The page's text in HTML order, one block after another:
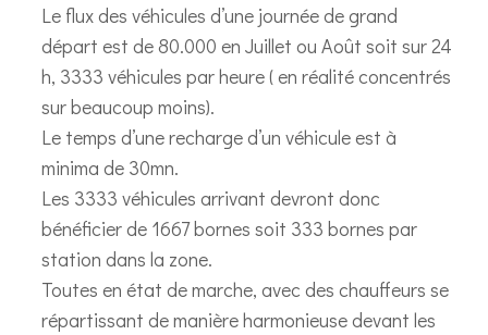
Le flux des véhicules d’une journée de grand
départ est de 80.000 en Juillet ou Août soit sur 24
h, 3333 véhicules par heure ( en réalité concentrés
sur beaucoup moins).
Le temps d’une recharge d’un véhicule est à
minima de 30mn.
Les 3333 véhicules arrivant devront donc
bénéficier de 1667 bornes soit 333 bornes par
station dans la zone.
Toutes en état de marche, avec des chauffeurs se
répartissant de manière harmonieuse devant les